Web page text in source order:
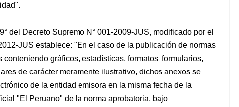
del Decreto Supremo N° 001-2009-JUS, modificado por el
JUS establece: "En el caso de la publicación de normas
conteniendo gráficos, estadísticas, formatos, formularios,
de carácter meramente ilustrativo, dichos anexos se
de la entidad emisora en la misma fecha de la
"El Peruano" de la norma aprobatoria, bajo